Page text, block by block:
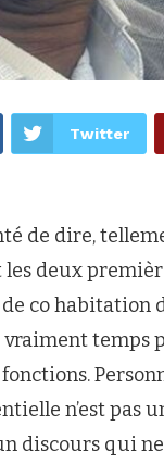
Twitter
de dire,
deux
co
temps
n’est pas
discours qui